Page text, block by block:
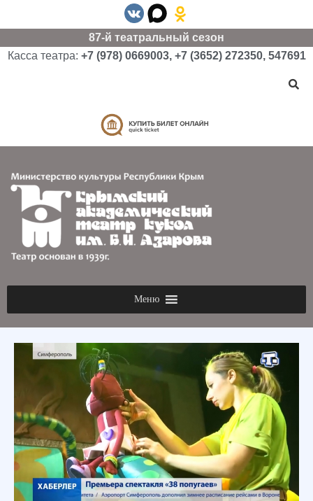
87-й театральный сезон
Касса театра: +7 (978) 0669003, +7 (3652) 272350, 547691
Меню